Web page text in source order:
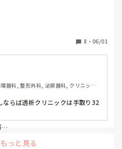
泉徴収票を持参し、教育歴も伝え
になることが多いと思います
との時間を大事にしたいと思っ
から「もっと子どもとの時間を大
したくないなと感じています。
ける良い職場が見つかりますよ
8 ・ 06/01
器科, 整形外科, 泌尿器科, クリニック,
ならば透析クリニックは手取り32
っと見る